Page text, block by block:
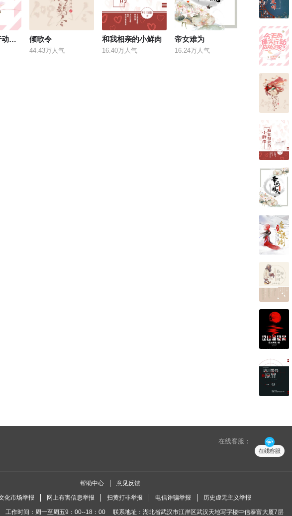
今天的催文行动成功了吗？ 倾歌令
44.43万人气
和我相亲的小鲜肉
16.40万人气
帝女难为
16.24万人气
重生庶女谋嫁
101.22万人气
在线客服：
帮助中心 意见反馈
化市场举报 网上有害信息举报 扫黄打非举报 电信诈骗举报 历史虚无主义举报
工作时间：周一至周五9：00--18：00 联系地址：湖北省武汉市江岸区武汉天地写字楼中信泰富大厦7层